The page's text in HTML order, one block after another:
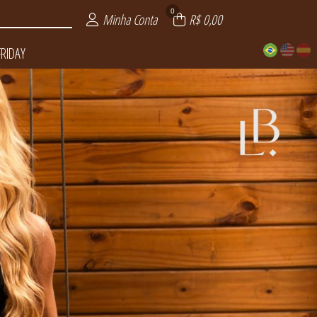
Minha Conta 0 R$ 0,00